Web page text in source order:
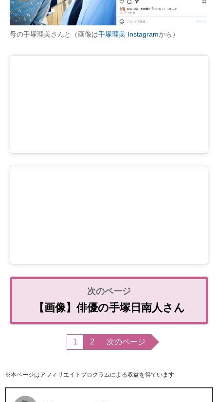
母の手塚理美さんと（画像は手塚理美 Instagramから）
【画像】俳優の手塚日南人さん
1 2 次のページ
※本ページはアフィリエイトプログラムによる収益を得ています